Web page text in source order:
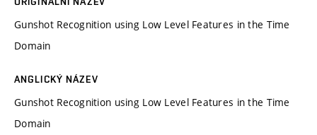
Gunshot Recognition using Low Level Features in the Time
Domain
ANGLICKÝ NÁZEV
Gunshot Recognition using Low Level Features in the Time
Domain